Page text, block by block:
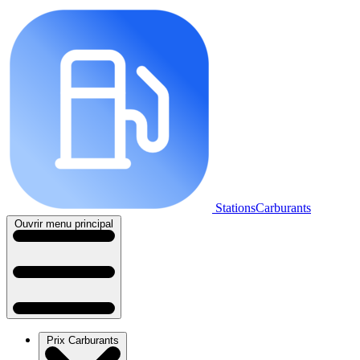
StationsCarburants
Ouvrir menu principal
Prix Carburants